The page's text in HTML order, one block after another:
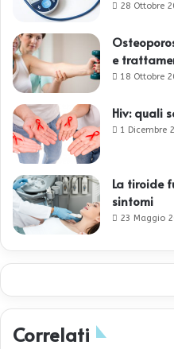
28 Ottobre
e
18 Ottobre
Hiv: quali
1 Dicembre
La tiroide
sintomi
23 Maggio
Correlati